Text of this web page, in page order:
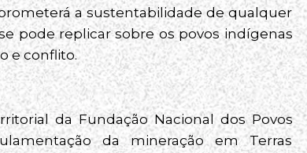
a sustentabilidade de qualquer
pode replicar sobre os povos indígenas
e conflito.
da Fundação Nacional dos Povos
da mineração em Terras